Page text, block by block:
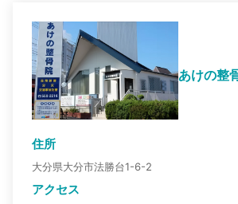
あけの整
住所
大分県大分市法勝台1-6-2
アクセス